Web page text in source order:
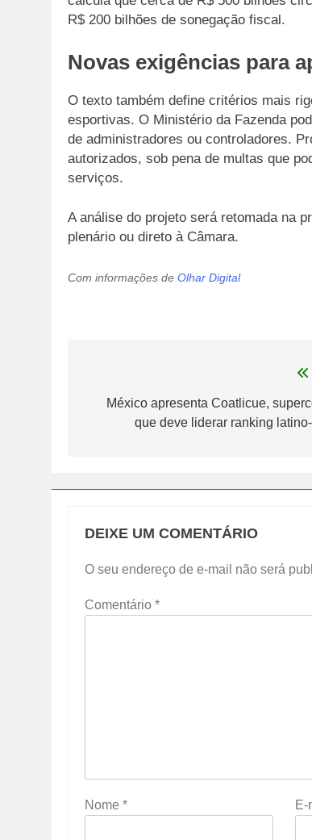
R$ 200 bilhões de sonegação fiscal.
Novas exigências para
O texto também define critérios mais
esportivas. O Ministério da Fazenda
de administradores ou controladores.
autorizados, sob pena de multas que
serviços.
A análise do projeto será retomada na
plenário ou direto à Câmara.
Com informações de Olhar Digital
México apresenta Coatlicue,
que deve liderar ranking
DEIXE UM COMENTÁRIO
O seu endereço de e-mail não será
Comentário *
Nome * E-